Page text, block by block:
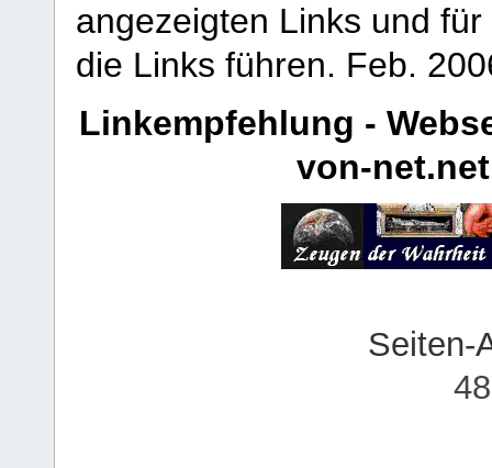
angezeigten Links und
die Links führen. Feb.
Linkempfehlung -
von-net.net
Seiten-